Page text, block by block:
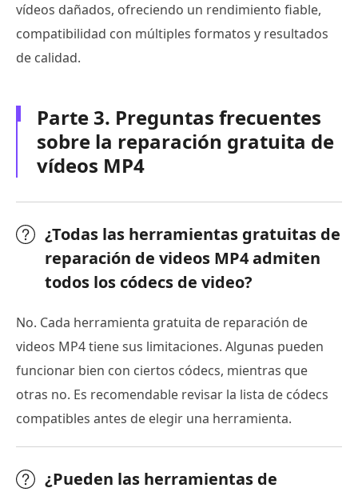
vídeos dañados, ofreciendo un rendimiento fiable,
compatibilidad con múltiples formatos y resultados
de calidad.
Parte 3. Preguntas frecuentes
sobre la reparación gratuita de
vídeos MP4
¿Todas las herramientas gratuitas de
reparación de videos MP4 admiten
todos los códecs de video?
No. Cada herramienta gratuita de reparación de
videos MP4 tiene sus limitaciones. Algunas pueden
funcionar bien con ciertos códecs, mientras que
otras no. Es recomendable revisar la lista de códecs
compatibles antes de elegir una herramienta.
¿Pueden las herramientas de